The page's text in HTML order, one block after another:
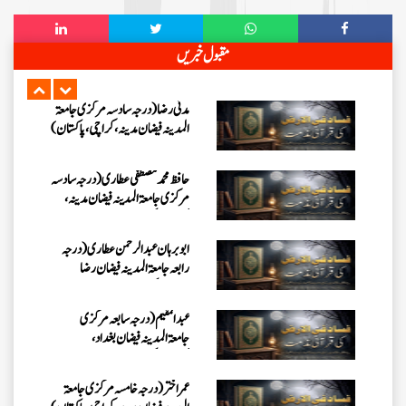
مقبول خبریں
المدینہ فیضان مدینہ ،کراچی،پاکستان)
حافظ محمد مصطفٰی عطاری (درجہ سادسہ
مرکزی جامعۃالمدينہ فیضان مدینہ،
کراچی،پاکستان)
رابعہ جامعۃالمدینہ فیضان رضا
،لاہور،پاکستان)
جامعۃالمدینہ فیضان بغداد،
کراچی،پاکستان)
المدینہ فیضان مدینہ ،کراچی،پاکستان)
فیضان مدینہ،کراچی ،پاکستان)